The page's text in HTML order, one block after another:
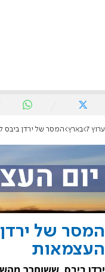
ערוץ 7 בארץ המסר של ירדן ביבס
המסר של
העצמאות